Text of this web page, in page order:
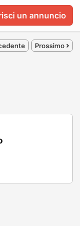
un annuncio
Prossimo